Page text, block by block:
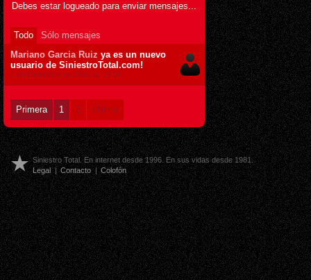
Debes estar logueado para enviar mensajes...
Todo
Sólo mensajes
Mariano Garcia Ruiz ya es un nuevo
usuario de SiniestroTotal.com!
1 de Diciembre de 2015 ás 19:04
Primera 1 2 Última
Siniestro Total. En internet desde 1996. En sus vidas desde 1981.
Legal | Contacto | Colofón